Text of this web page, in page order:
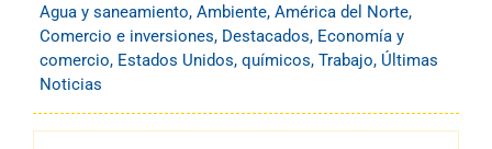
Agua y saneamiento, Ambiente, América del Norte,
Comercio e inversiones, Destacados, Economía y
comercio, Estados Unidos, químicos, Trabajo, Últimas
Noticias